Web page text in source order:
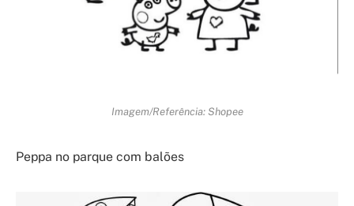
Imagem/Referência: Shopee
Peppa no parque com balões